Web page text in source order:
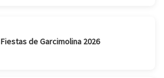
Fiestas de Garcimolina 2026